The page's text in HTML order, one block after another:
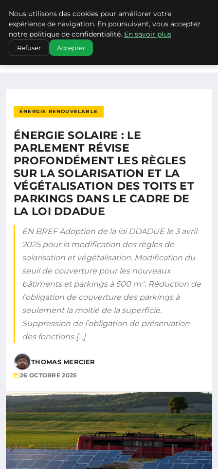
CLIMATECHANGENEBRASKA
ACCUEIL
ÉNERGIE RENOUVELABLE
ÉNERGIE SOLAIRE : LE PARLEMENT RÉVISE PROFONDÉMENT
ÉNERGIE RENOUVELABLE
ÉNERGIE SOLAIRE : LE
PARLEMENT RÉVISE
PROFONDÉMENT LES RÈGLES
SUR LA SOLARISATION ET LA
VÉGÉTALISATION DES TOITS ET
PARKINGS DANS LE CADRE DE
LA LOI DDADUE
EN BREF Adoption de la loi DDADUE le 3 avril
2025 pour la modification des règles de
solarisation et végétalisation. Modification du
seuil de couverture pour les nouveaux
bâtiments et parkings à 500 m². Réduction de
l’obligation de couverture des parkings à
seulement la moitié de la superficie.
Suppression de l’obligation de préservation
des fonctions […]
THOMAS MERCIER
26 OCTOBRE 2025
Nous utilisons des cookies pour améliorer votre
expérience de navigation. En poursuivant, vous acceptez
notre politique de confidentialité. En savoir plus
Refuser Accepter